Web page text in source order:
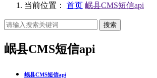
当前位置： 首页 岷县CMS短信api
搜索
岷县CMS短信api
岷县CMS短信api